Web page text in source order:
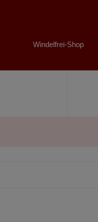
Windelfrei-Shop